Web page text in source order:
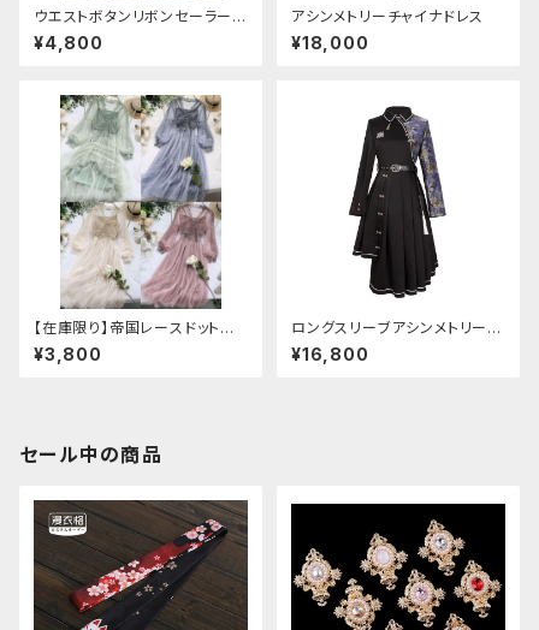
ウエストボタンリボンセーラーワ
ンピース
¥4,800
アシンメトリーチャイナドレス
¥18,000
【在庫限り】帝国レースドットワ
ンピース
¥3,800
ロングスリーブアシンメトリーチ
ャイナドレス
¥16,800
セール中の商品